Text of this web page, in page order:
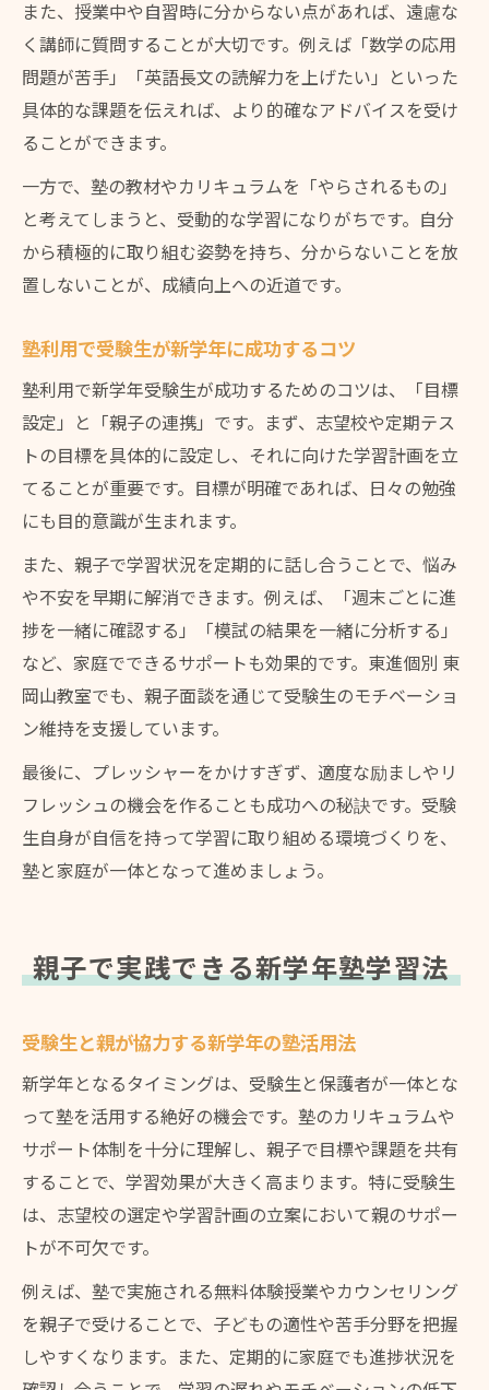
また、授業中や自習時に分からない点があれば、遠慮な
く講師に質問することが大切です。例えば「数学の応用
問題が苦手」「英語長文の読解力を上げたい」といった
具体的な課題を伝えれば、より的確なアドバイスを受け
ることができます。
一方で、塾の教材やカリキュラムを「やらされるもの」
と考えてしまうと、受動的な学習になりがちです。自分
から積極的に取り組む姿勢を持ち、分からないことを放
置しないことが、成績向上への近道です。
塾利用で受験生が新学年に成功するコツ
塾利用で新学年受験生が成功するためのコツは、「目標
設定」と「親子の連携」です。まず、志望校や定期テス
トの目標を具体的に設定し、それに向けた学習計画を立
てることが重要です。目標が明確であれば、日々の勉強
にも目的意識が生まれます。
また、親子で学習状況を定期的に話し合うことで、悩み
や不安を早期に解消できます。例えば、「週末ごとに進
捗を一緒に確認する」「模試の結果を一緒に分析する」
など、家庭でできるサポートも効果的です。東進個別 東
岡山教室でも、親子面談を通じて受験生のモチベーショ
ン維持を支援しています。
最後に、プレッシャーをかけすぎず、適度な励ましやリ
フレッシュの機会を作ることも成功への秘訣です。受験
生自身が自信を持って学習に取り組める環境づくりを、
塾と家庭が一体となって進めましょう。
親子で実践できる新学年塾学習法
受験生と親が協力する新学年の塾活用法
新学年となるタイミングは、受験生と保護者が一体とな
って塾を活用する絶好の機会です。塾のカリキュラムや
サポート体制を十分に理解し、親子で目標や課題を共有
することで、学習効果が大きく高まります。特に受験生
は、志望校の選定や学習計画の立案において親のサポー
トが不可欠です。
例えば、塾で実施される無料体験授業やカウンセリング
を親子で受けることで、子どもの適性や苦手分野を把握
しやすくなります。また、定期的に家庭でも進捗状況を